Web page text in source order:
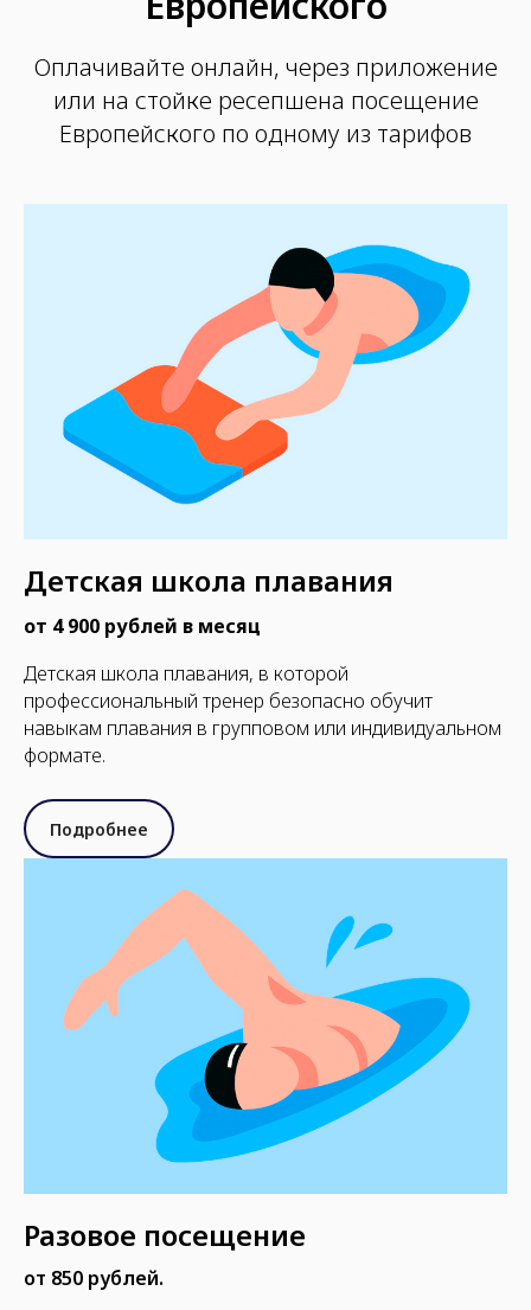
Оплачивайте онлайн, через приложение
или на стойке ресепшена посещение
Европейского по одному из тарифов
Детская школа плавания
от 4 900 рублей в месяц
Детская школа плавания, в которой
профессиональный тренер безопасно обучит
навыкам плавания в групповом или индивидуальном
формате.
Подробнее
Разовое посещение
от 850 рублей.